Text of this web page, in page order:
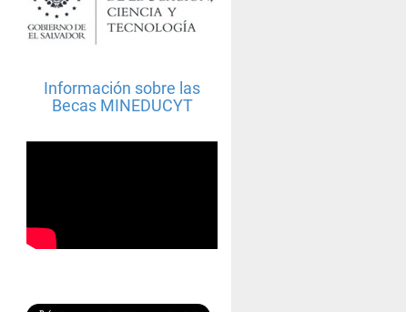
Información sobre las
Becas MINEDUCYT